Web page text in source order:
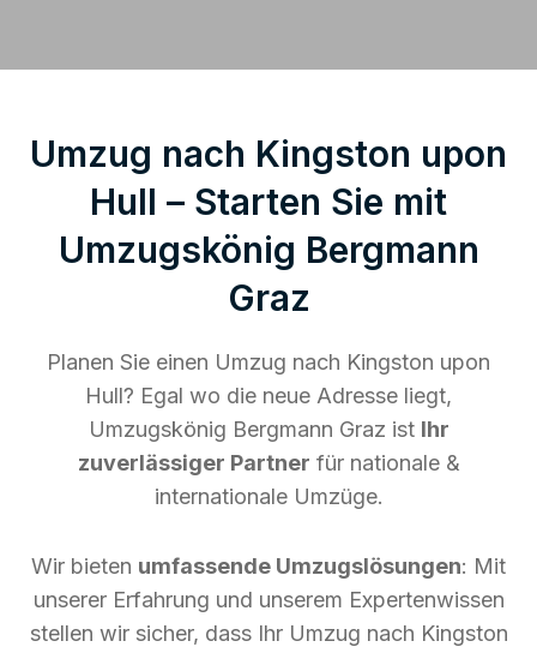
Umzug nach Kingston upon
Hull – Starten Sie mit
Umzugskönig Bergmann
Graz
Planen Sie einen Umzug nach Kingston upon
Hull? Egal wo die neue Adresse liegt,
Umzugskönig Bergmann Graz ist Ihr
zuverlässiger Partner für nationale &
internationale Umzüge.
Wir bieten umfassende Umzugslösungen: Mit
unserer Erfahrung und unserem Expertenwissen
stellen wir sicher, dass Ihr Umzug nach Kingston